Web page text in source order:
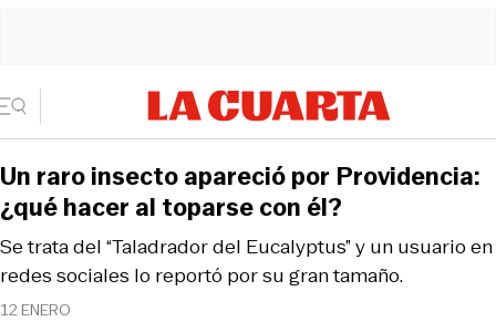
12 ENERO
Se trata del “Taladrador del Eucalyptus” y un usuario en
redes sociales lo reportó por su gran tamaño.
Un raro insecto apareció por Providencia:
¿qué hacer al toparse con él?